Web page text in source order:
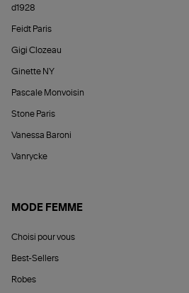
d1928
Feidt Paris
Gigi Clozeau
Ginette NY
Pascale Monvoisin
Stone Paris
Vanessa Baroni
Vanrycke
MODE FEMME
Choisi pour vous
Best-Sellers
Robes